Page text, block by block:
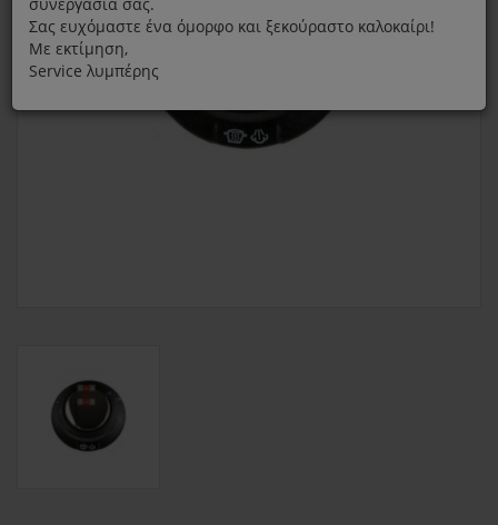
Σας ευχόμαστε ένα όμορφο και ξεκούραστο καλοκαίρι!
Με εκτίμηση,
Service λυμπέρης